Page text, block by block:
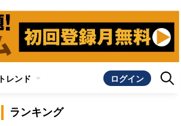
トレンド ログイン
ランキング